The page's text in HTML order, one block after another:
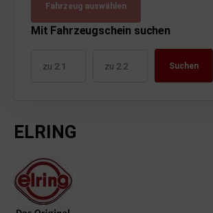
Fahrzeug auswählen
Mit Fahrzeugschein suchen
Suchen
ELRING
Aufbauten
Kommunikationssysteme